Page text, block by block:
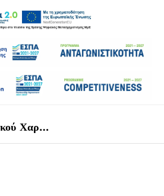
Συσκευή Οικιακού Χαρτιού Υγείας Inox